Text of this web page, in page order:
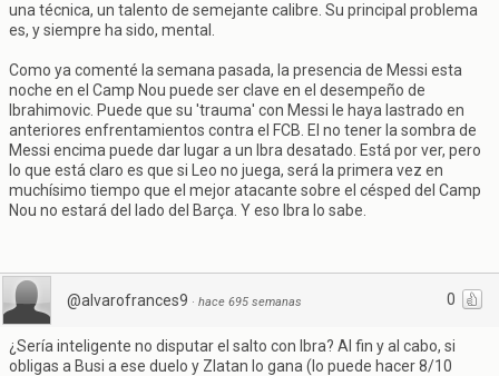
una técnica, un talento de semejante calibre. Su principal problema
es, y siempre ha sido, mental.
Como ya comenté la semana pasada, la presencia de Messi esta
noche en el Camp Nou puede ser clave en el desempeño de
Ibrahimovic. Puede que su 'trauma' con Messi le haya lastrado en
anteriores enfrentamientos contra el FCB. El no tener la sombra de
Messi encima puede dar lugar a un Ibra desatado. Está por ver, pero
lo que está claro es que si Leo no juega, será la primera vez en
muchísimo tiempo que el mejor atacante sobre el césped del Camp
Nou no estará del lado del Barça. Y eso Ibra lo sabe.
0
@alvarofrances9 · hace 695 semanas
¿Sería inteligente no disputar el salto con Ibra? Al fin y al cabo, si
obligas a Busi a ese duelo y Zlatan lo gana (lo puede hacer 8/10